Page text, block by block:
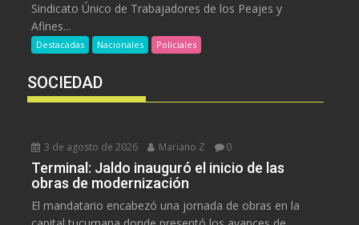
Sindicato Único de Trabajadores de los Peajes y
Afines...
Destacadas Nacionales Policiales
SOCIEDAD
3 de agosto de 2026 Mariano Z 0
Terminal: Jaldo inauguró el inicio de las
obras de modernización
El mandatario encabezó una jornada de obras en la